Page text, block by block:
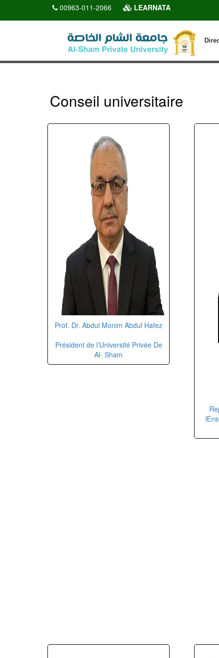
00963-011-2066 LEARNATA
Conseil universitaire
Prof. Dr. Abdul Monim Abdul Hafez
Président de l’Université Privée De
Al- Sham